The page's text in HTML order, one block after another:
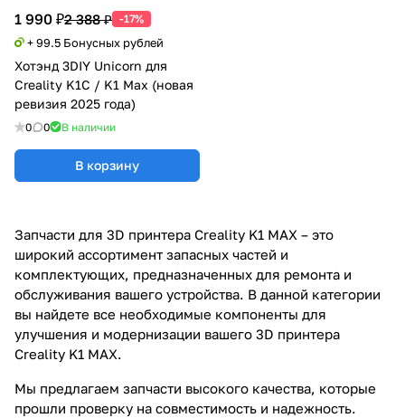
1 990 ₽2 388 ₽ -17%
+ 99.5 Бонусных рублей
Хотэнд 3DIY Unicorn для
Creality K1С / K1 Max (новая
ревизия 2025 года)
0 0 В наличии
В корзину
Запчасти для 3D принтера Creality K1 MAX – это
широкий ассортимент запасных частей и
комплектующих, предназначенных для ремонта и
обслуживания вашего устройства. В данной категории
вы найдете все необходимые компоненты для
улучшения и модернизации вашего 3D принтера
Creality K1 MAX.
Мы предлагаем запчасти высокого качества, которые
прошли проверку на совместимость и надежность.